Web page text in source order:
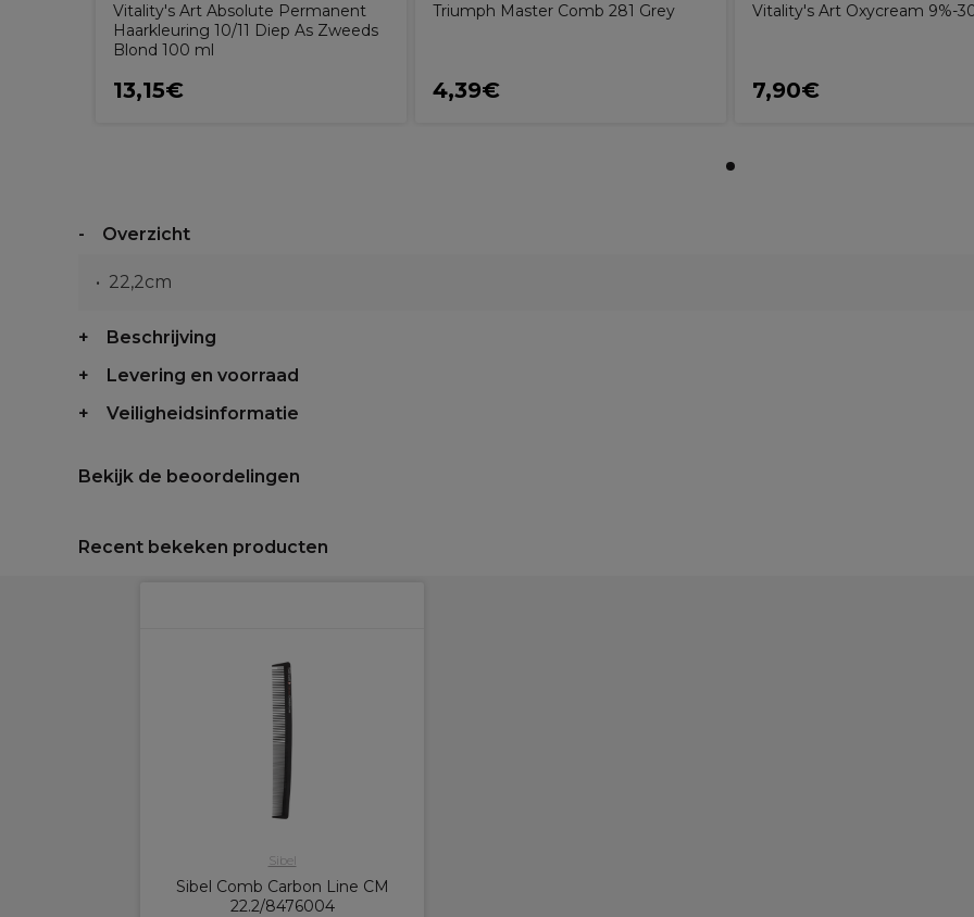
Vitality's Art Absolute Permanent
Haarkleuring 10/11 Diep As Zweeds
Blond 100 ml
13,15€
Triumph Master Comb 281 Grey
4,39€
Vitality's Art Oxycream 9%-
7,90€
Overzicht
22,2cm
Beschrijving
Levering en voorraad
Veiligheidsinformatie
Bekijk de beoordelingen
Recent bekeken producten
Sibel
Sibel Comb Carbon Line CM
22.2/8476004